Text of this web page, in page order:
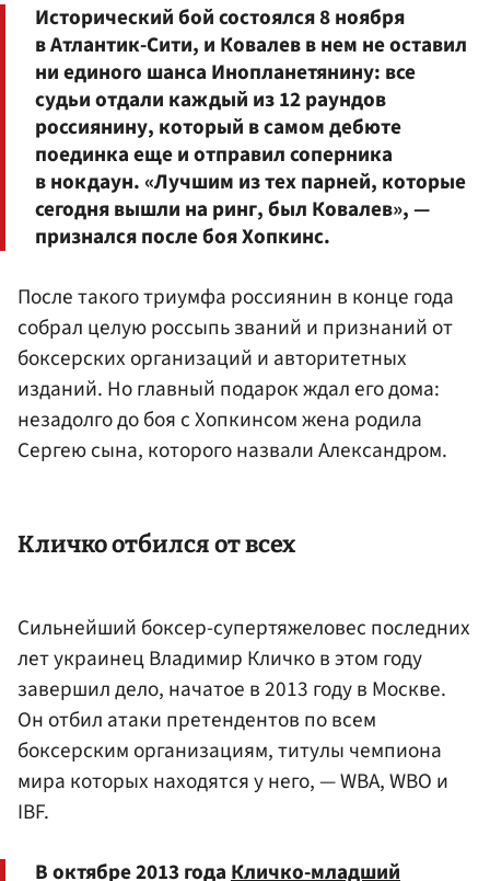
Исторический бой состоялся 8 ноября
в Атлантик-Сити, и Ковалев в нем не оставил
ни единого шанса Инопланетянину: все
судьи отдали каждый из 12 раундов
россиянину, который в самом дебюте
поединка еще и отправил соперника
в нокдаун. «Лучшим из тех парней, которые
сегодня вышли на ринг, был Ковалев», —
признался после боя Хопкинс.
После такого триумфа россиянин в конце года
собрал целую россыпь званий и признаний от
боксерских организаций и авторитетных
изданий. Но главный подарок ждал его дома:
незадолго до боя с Хопкинсом жена родила
Сергею сына, которого назвали Александром.
Кличко отбился от всех
Сильнейший боксер-супертяжеловес последних
лет украинец Владимир Кличко в этом году
завершил дело, начатое в 2013 году в Москве.
Он отбил атаки претендентов по всем
боксерским организациям, титулы чемпиона
мира которых находятся у него, — WBA, WBO и
IBF.
В октябре 2013 годаКличко-младший